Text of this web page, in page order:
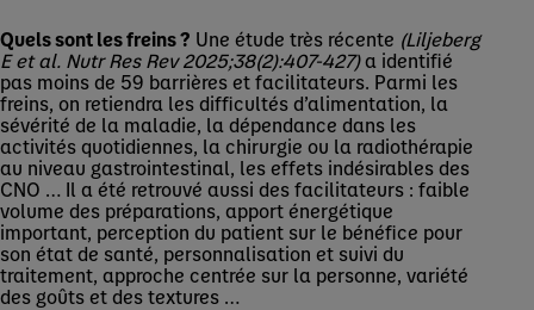
Quels sont les freins ? Une étude très récente (Liljeberg
E et al. Nutr Res Rev 2025;38(2):407-427)a identifié
pas moins de 59 barrières et facilitateurs. Parmi les
freins, on retiendra les difficultés d’alimentation, la
sévérité de la maladie, la dépendance dans les
activités quotidiennes, la chirurgie ou la radiothérapie
au niveau gastrointestinal, les effets indésirables des
CNO … Il a été retrouvé aussi des facilitateurs : faible
volume des préparations, apport énergétique
important, perception du patient sur le bénéfice pour
son état de santé, personnalisation et suivi du
traitement, approche centrée sur la personne, variété
des goûts et des textures …